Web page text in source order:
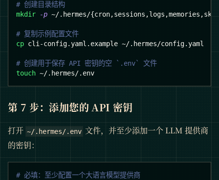
# 创建目录结构
mkdir
-p ~/.hermes/{
# 复制示例配置文件
cp cli-config.yaml.example ~/.hermes/config.yaml
# 创建用于保存 API 密钥的空 `.env` 文件
touch ~/.hermes/.env
第 7 步：添加您的 API 密钥
打开 ~/.hermes/.env 文件，并至少添加一个 LLM 提供商
的密钥：
# 必填：至少配置一个大语言模型提供商